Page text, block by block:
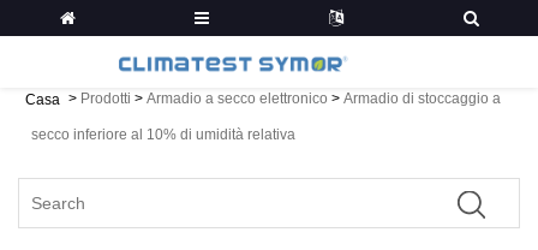
Casa > Prodotti > Armadio a secco elettronico > Armadio di stoccaggio a
secco inferiore al 10% di umidità relativa